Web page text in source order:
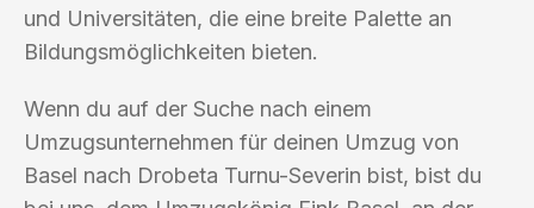
und Universitäten, die eine breite Palette an
Bildungsmöglichkeiten bieten.
Wenn du auf der Suche nach einem
Umzugsunternehmen für deinen Umzug von
Basel nach Drobeta Turnu-Severin bist, bist du